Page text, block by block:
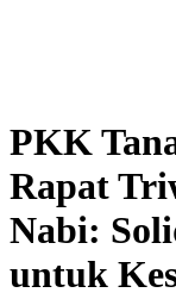
PKK
Rapat
Nabi:
untuk